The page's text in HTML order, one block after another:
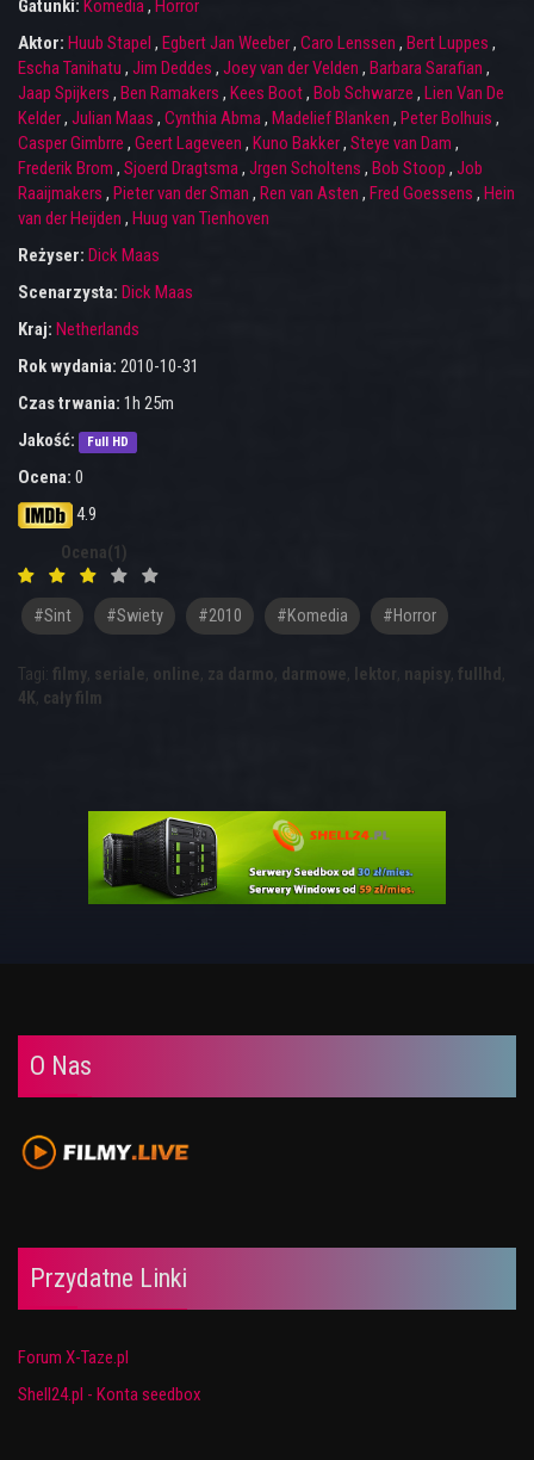
Gatunki: Komedia, Horror
Aktor: Huub Stapel , Egbert Jan Weeber, Caro Lenssen , Bert Luppes ,
Escha Tanihatu , Jim Deddes , Joey van der Velden , Barbara Sarafian ,
Jaap Spijkers , Ben Ramakers , Kees Boot, Bob Schwarze , Lien Van De
Kelder, Julian Maas , Cynthia Abma, Madelief Blanken , Peter Bolhuis ,
Casper Gimbrre , Geert Lageveen , Kuno Bakker, Steye van Dam ,
Frederik Brom , Sjoerd Dragtsma, Jrgen Scholtens , Bob Stoop , Job
Raaijmakers , Pieter van der Sman , Ren van Asten , Fred Goessens , Hein
van der Heijden , Huug van Tienhoven
Reżyser: Dick Maas
Scenarzysta: Dick Maas
Kraj: Netherlands
Rok wydania: 2010-10-31
Czas trwania: 1h 25m
Jakość:
Full HD
Ocena: 0
4.9
Ocena(1)
#sint #swiety #2010 #Komedia #Horror
Tagi: filmy, seriale, online, za darmo, darmowe, lektor, napisy, fullhd ,
4K, cały film
O Nas
Przydatne Linki
Forum X-Taze.pl
Shell24.pl - Konta seedbox